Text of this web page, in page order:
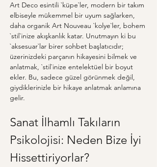
Art Deco esintili `küpe`ler, modern bir takım
elbiseyle mükemmel bir uyum sağlarken,
daha organik Art Nouveau `kolye`ler, bohem
`stil`inize akışkanlık katar. Unutmayın ki bu
`aksesuar`lar birer sohbet başlatıcıdır;
üzerinizdeki parçanın hikayesini bilmek ve
anlatmak, `stil`inize entelektüel bir boyut
ekler. Bu, sadece güzel görünmek değil,
giydiklerinizle bir hikaye anlatmak anlamına
gelir.
Sanat İlhamlı Takıların
Psikolojisi: Neden Bize İyi
Hissettiriyorlar?